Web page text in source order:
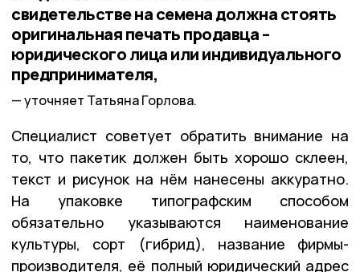
свидетельстве на семена должна стоять
оригинальная печать продавца –
юридического лица или индивидуального
предпринимателя,
уточняет Татьяна Горлова.
Специалист советует обратить внимание на
то, что пакетик должен быть хорошо склеен,
текст и рисунок на нём нанесены аккуратно.
На упаковке типографским способом
обязательно указываются наименование
культуры, сорт (гибрид), название фирмы-
производителя, её полный юридический адрес